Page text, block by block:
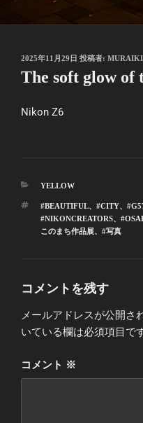
投
稿
日:
2025年11月29日 投稿者:
The soft glow of
Nikon Z6
カ
ゴ
リ
ー
YELLOW
タ
グ
#BEAUTIFUL、 #CITY、
#NIKONCREATORS、
このまち作品展、 #写真
コメントを残す
メールアドレスが公開さ
いている欄は必須項目で
コメント ※